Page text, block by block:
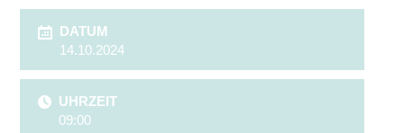
DATUM
14.10.2024
UHRZEIT
09:00